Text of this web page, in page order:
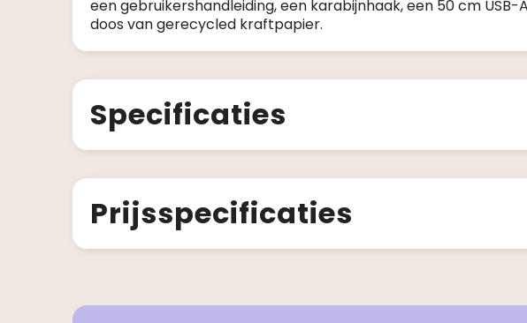
een gebruikershandleiding, een karabijnhaak, een 50 cm
doos van gerecycled kraftpapier.
Specificaties
Prijsspecificaties